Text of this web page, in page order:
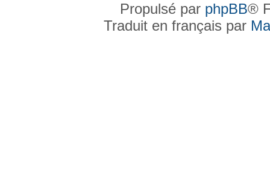
Propulsé par phpBB®
Traduit en français par